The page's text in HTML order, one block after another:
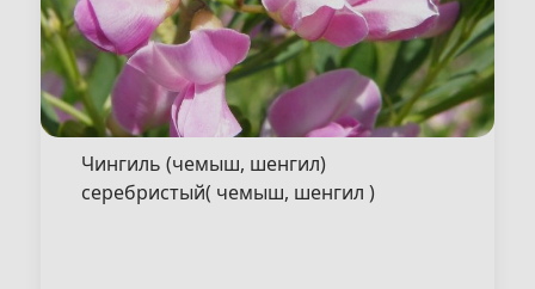
Чингиль (чемыш, шенгил)
серебристый( чемыш, шенгил )